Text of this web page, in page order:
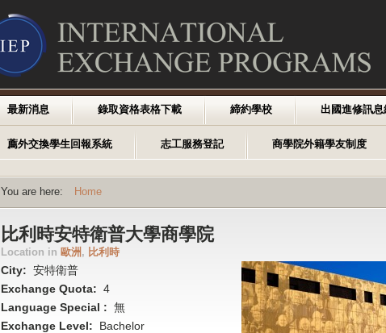
最新消息 錄取資格表格下載 締約學校 出國進修訊息
薦外交換學生回報系統 志工服務登記 商學院外籍學友制度
You are here: Home
比利時安特衛普大學商學院
Location in 歐洲 , 比利時
City: 安特衛普
Exchange Quota: 4
Language Special : 無
Exchange Level:
Bachelor